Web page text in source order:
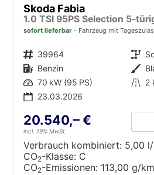
Skoda Fabia
sofort lieferbar Fahrzeug mit
Fahrzeugnr. 39964 Getriebe
Kraftstoff Benzin Außenfarbe
Leistung 70 kW (95 PS) Kilometerstand 2
23.03.2026
20.540,– €
incl. 19% MwSt.
Verbrauch kombiniert: 5,00
CO2-Klasse: C
CO2-Emissionen: 113,00 g/km